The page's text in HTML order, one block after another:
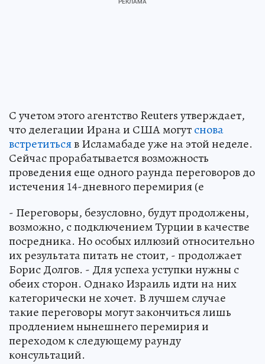
С учетом этого агентство Reuters утверждает,
что делегации Ирана и США могутснова
встретитьсяв Исламабаде уже на этой неделе.
Сейчас прорабатывается возможность
проведения еще одного раунда переговоров до
истечения 14-дневного перемирия (е
- Переговоры, безусловно, будут продолжены,
возможно, с подключением Турции в качестве
посредника. Но особых иллюзий относительно
их результата питать не стоит, - продолжает
Борис Долгов. - Для успеха уступки нужны с
обеих сторон. Однако Израиль идти на них
категорически не хочет. В лучшем случае
такие переговоры могут закончиться лишь
продлением нынешнего перемирия и
переходом к следующему раунду
консультаций.